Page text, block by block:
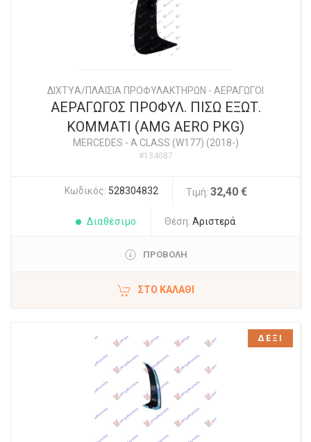
ΔΙΧΤYΑ/ΠΛΑΙΣΙΑ ΠΡΟΦΥΛΑΚΤΗΡΩΝ - ΑΕΡΑΓΩΓΟΙ
ΑΕΡΑΓΩΓΟΣ ΠΡΟΦΥΛ. ΠΙΣΩ ΕΞΩΤ.
ΚΟΜΜΑΤΙ (AMG AERO PKG)
MERCEDES - A CLASS (W177) (2018-)
#134087
Κωδικός: 528304832 Τιμή: 32,40 €
Διαθέσιμο Θέση: Αριστερά
ΠΡΟΒΟΛΗ
ΣΤΟ ΚΑΛΆΘΙ
ΔΕΞΙ